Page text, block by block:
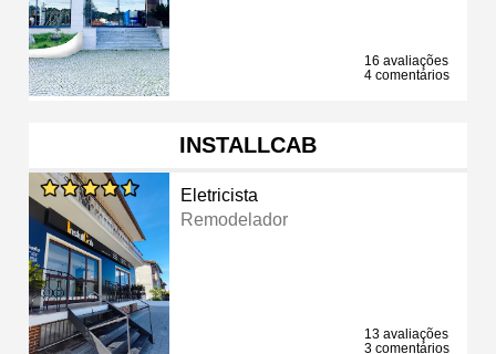
16 avaliações
4 comentários
INSTALLCAB
Eletricista
Remodelador
13 avaliações
3 comentários